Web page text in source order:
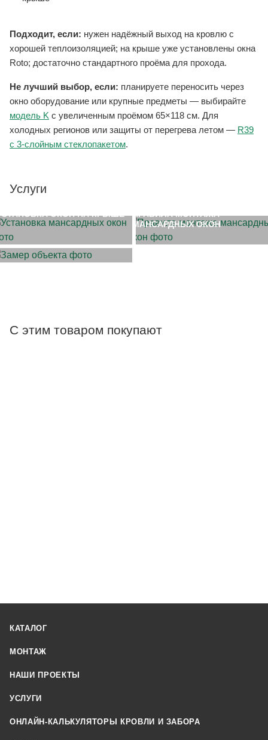
Подходит, если: нужен надёжный выход на кровлю с
хорошей теплоизоляцией; на крыше уже установлены окна
Roto; достаточно стандартного проёма для прохода.
Не лучший выбор, если: планируете переносить через
окно оборудование или крупные предметы — выбирайте
модель K с увеличенным проёмом 65×118 см. Для
холодных регионов или защиты от перегрева летом — R39
с 3-слойным стеклопакетом.
Услуги
ОКОН НА КРЫШЕ
ПРАВИЛА МОНТАЖА
МАНСАРДНЫХ ОКОН
С этим товаром покупают
КАТАЛОГ
МОНТАЖ
НАШИ ПРОЕКТЫ
УСЛУГИ
ОНЛАЙН-КАЛЬКУЛЯТОРЫ КРОВЛИ И ЗАБОРА